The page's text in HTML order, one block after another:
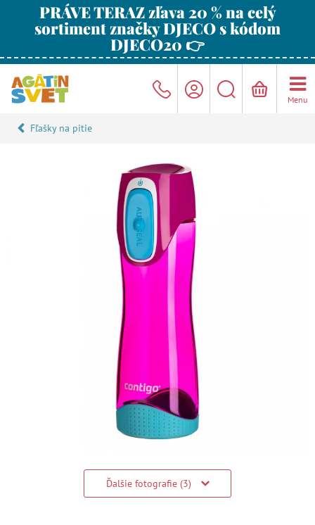
PRÁVE TERAZ zľava 20 % na celý
sortiment značky DJECO s kódom
DJECO20 👉
Menu
Fľašky na pitie
Ďalšie fotografie (3)